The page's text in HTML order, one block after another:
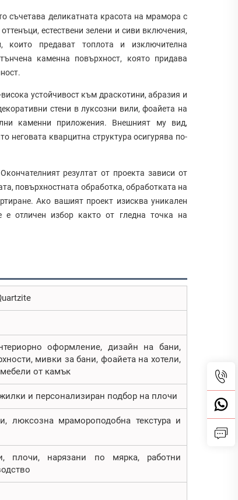
съчетава деликатната красота на мрамора с
естествени зелени и сиви включения,
които предават топлота и изключителна
каменна повърхност, която придава
устойчивост към драскотини, абразия и
стени в луксозни вили, фоайета на
каменни приложения. Внешният му вид,
неговата кварцитна структура осигурява по-
резултат от проекта зависи от
повърхностната обработка, обработката на
Ако вашият проект изисква уникален
е отличен избор както от гледна точка на
оформление, дизайн на бани,
мивки за бани, фоайета на хотели,
от камък
и персонализиран подбор на плочи
люксозна мрамороподобна текстура и
плочи, нарязани по мярка, работни